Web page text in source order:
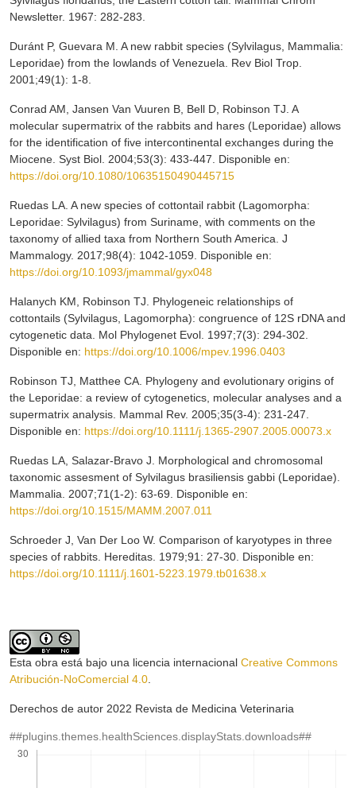
Newsletter. 1967: 282-283.
Duránt P, Guevara M. A new rabbit species (Sylvilagus, Mammalia:
Leporidae) from the lowlands of Venezuela. Rev Biol Trop.
2001;49(1): 1-8.
Conrad AM, Jansen Van Vuuren B, Bell D, Robinson TJ. A
molecular supermatrix of the rabbits and hares (Leporidae) allows
for the identification of five intercontinental exchanges during the
Miocene. Syst Biol. 2004;53(3): 433-447. Disponible en:
https://doi.org/10.1080/10635150490445715
Ruedas LA. A new species of cottontail rabbit (Lagomorpha:
Leporidae: Sylvilagus) from Suriname, with comments on the
taxonomy of allied taxa from Northern South America. J
Mammalogy. 2017;98(4): 1042-1059. Disponible en:
https://doi.org/10.1093/jmammal/gyx048
Halanych KM, Robinson TJ. Phylogeneic relationships of
cottontails (Sylvilagus, Lagomorpha): congruence of 12S rDNA and
cytogenetic data. Mol Phylogenet Evol. 1997;7(3): 294-302.
Disponible en: https://doi.org/10.1006/mpev.1996.0403
Robinson TJ, Matthee CA. Phylogeny and evolutionary origins of
the Leporidae: a review of cytogenetics, molecular analyses and a
supermatrix analysis. Mammal Rev. 2005;35(3-4): 231-247.
Disponible en: https://doi.org/10.1111/j.1365-2907.2005.00073.x
Ruedas LA, Salazar-Bravo J. Morphological and chromosomal
taxonomic assesment of Sylvilagus brasiliensis gabbi (Leporidae).
Mammalia. 2007;71(1-2): 63-69. Disponible en:
https://doi.org/10.1515/MAMM.2007.011
Schroeder J, Van Der Loo W. Comparison of karyotypes in three
species of rabbits. Hereditas. 1979;91: 27-30. Disponible en:
https://doi.org/10.1111/j.1601-5223.1979.tb01638.x
Esta obra está bajo una licencia internacional Creative Commons
Atribución-NoComercial 4.0
Derechos de autor 2022 Revista de Medicina Veterinaria
##plugins.themes.healthSciences.displayStats.downloads##